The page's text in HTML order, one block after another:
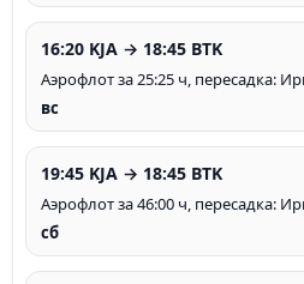
16:20 KJA → 18:45 BTK
Аэрофлот за 25:25 ч, пересадка:
вс
19:45 KJA → 18:45 BTK
Аэрофлот за 46:00 ч, пересадка:
сб